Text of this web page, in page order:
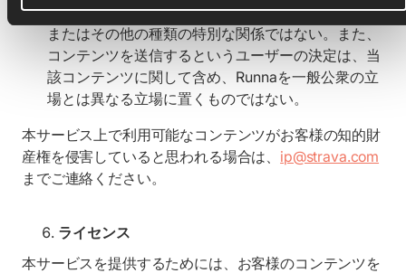
ユーザーとRunnaとの関係は、秘密保持、受託者、
またはその他の種類の特別な関係ではない。また、
コンテンツを送信するというユーザーの決定は、当
該コンテンツに関して含め、Runnaを一般公衆の立
場とは異なる立場に置くものではない。
本サービス上で利用可能なコンテンツがお客様の知的財
産権を侵害していると思われる場合は、 ip@strava.com
までご連絡ください。
ライセンス
本サービスを提供するためには、お客様のコンテンツを